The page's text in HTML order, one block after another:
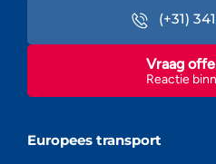
(+31)
Reactie
Vraag
Europees transport